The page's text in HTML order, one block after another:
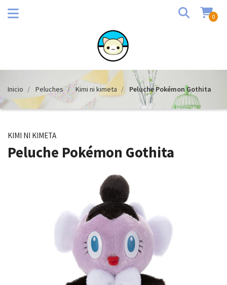
0
Inicio Peluches Kimi ni kimeta Peluche Pokémon Gothita
KIMI NI KIMETA
Peluche Pokémon Gothita